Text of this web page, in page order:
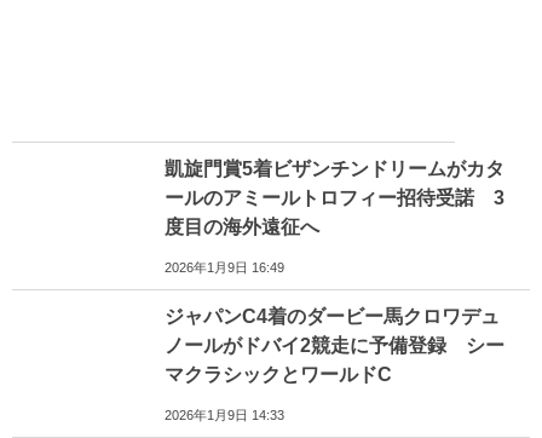
凱旋門賞5着ビザンチンドリームがカタ
ールのアミールトロフィー招待受諾 3
度目の海外遠征へ
2026年1月9日 16:49
ジャパンC4着のダービー馬クロワデュ
ノールがドバイ2競走に予備登録 シー
マクラシックとワールドC
2026年1月9日 14:33